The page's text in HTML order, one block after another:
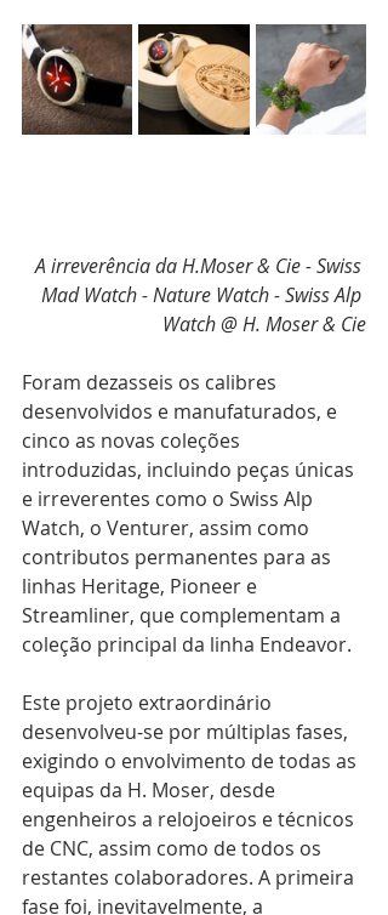
A irreverência da H.Moser & Cie - Swiss
Mad Watch - Nature Watch - Swiss Alp
Watch @ H. Moser & Cie
Foram dezasseis os calibres
desenvolvidos e manufaturados, e
cinco as novas coleções
introduzidas, incluindo peças únicas
e irreverentes como o Swiss Alp
Watch, o Venturer, assim como
contributos permanentes para as
linhas Heritage, Pioneer e
Streamliner, que complementam a
coleção principal da linha Endeavor.
Este projeto extraordinário
desenvolveu-se por múltiplas fases,
exigindo o envolvimento de todas as
equipas da H. Moser, desde
engenheiros a relojoeiros e técnicos
de CNC, assim como de todos os
restantes colaboradores. A primeira
fase foi, inevitavelmente, a